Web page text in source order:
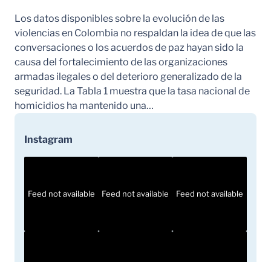
Los datos disponibles sobre la evolución de las
violencias en Colombia no respaldan la idea de que las
conversaciones o los acuerdos de paz hayan sido la
causa del fortalecimiento de las organizaciones
armadas ilegales o del deterioro generalizado de la
seguridad. La Tabla 1 muestra que la tasa nacional de
homicidios ha mantenido una…
Instagram
Feed not available Feed not available Feed not available